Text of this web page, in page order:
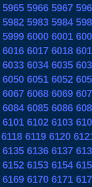
5965 5966 5967
5982 5983 5984
5999 6000 6001
6016 6017 6018
6033 6034 6035
6050 6051 6052
6067 6068 6069
6084 6085 6086
6101 6102 6103
6118 6119 6120
6135 6136 6137
6152 6153 6154
6169 6170 6171